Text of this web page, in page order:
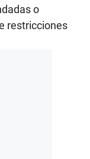
o
restricciones